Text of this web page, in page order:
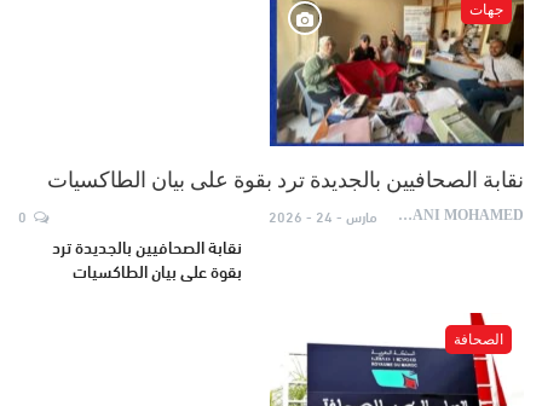
جهات
نقابة الصحافيين بالجديدة ترد بقوة على بيان الطاكسيات
AYDANI MOHAMED مارس - 24 - 2026
نقابة الصحافيين بالجديدة ترد
بقوة على بيان الطاكسيات
الصحافة